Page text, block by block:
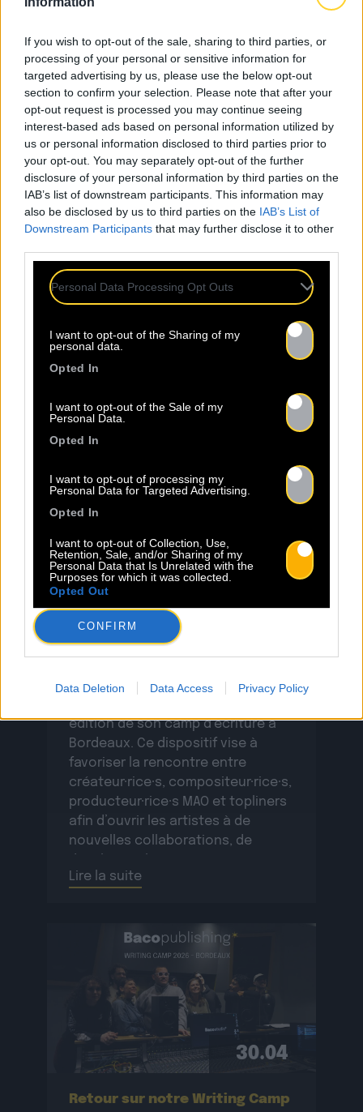
If you wish to opt-out of the sale, sharing to third parties, or
processing of your personal or sensitive information for
targeted advertising by us, please use the below opt-out
section to confirm your selection. Please note that after your
opt-out request is processed you may continue seeing
interest-based ads based on personal information utilized by
us or personal information disclosed to third parties prior to
your opt-out. You may separately opt-out of the further
disclosure of your personal information by third parties on the
IAB’s list of downstream participants. This information may
also be disclosed by us to third parties on the IAB’s List of
Downstream Participants that may further disclose it to other
Personal Data Processing Opt Outs
I want to opt-out of the Sharing of my
personal data.
Opted In
I want to opt-out of the Sale of my
Personal Data.
Opted In
I want to opt-out of processing my
Personal Data for Targeted Advertising.
Opted In
I want to opt-out of Collection, Use,
Retention, Sale, and/or Sharing of my
Personal Data that Is Unrelated with the
Purposes for which it was collected.
Opted Out
CONFIRM
Data Deletion Data Access Privacy Policy
24.07
Sopycal : aux 3 Baudets pour
French VIP Women
La Sacem, le CNM, la CSDEM et
YACAST mettent en lumière Sopycal
pour leur soirée du 10
billetterie. Ce qui distingue
d’insolence et de liberté. Elle
danse et chante sur des textes à
la fois intimes et poignants,
sincérité […]
Lire la suite
23.06
INSCRIPTION AU BACO WRITING
CAMP 2026 – BORDEAUX
Baco Publishing ouvre l’appel à
édition de son camp d’écriture à
Bordeaux. Ce dispositif vise à
favoriser la rencontre entre
créateur·rice·s, compositeur·rice·s,
producteur·rice·s MAO et topliners
afin d’ouvrir les artistes à de
nouvelles collaborations, de
professionnel des participant·e·s
déroulera […]
Lire la suite
30.04
Retour sur notre Writing Camp